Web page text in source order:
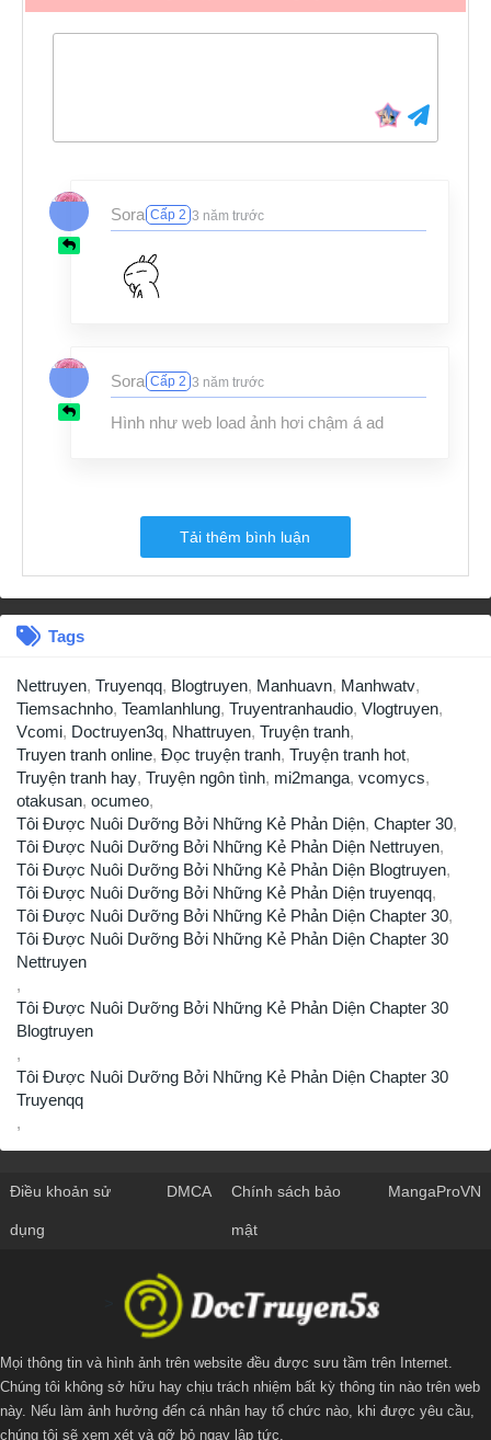
Sora Cấp 2 3 năm trước
Sora Cấp 2 3 năm trước
Hình như web load ảnh hơi chậm á ad
Tải thêm bình luận
Tags
Nettruyen, Truyenqq, Blogtruyen, Manhuavn, Manhwatv,
Tiemsachnho, Teamlanhlung, Truyentranhaudio, Vlogtruyen,
Vcomi, Doctruyen3q, Nhattruyen, Truyện tranh,
Truyen tranh online, Đọc truyện tranh, Truyện tranh hot,
Truyện tranh hay, Truyện ngôn tình, mi2manga, vcomycs,
otakusan, ocumeo,
Tôi Được Nuôi Dưỡng Bởi Những Kẻ Phản Diện, Chapter 30,
Tôi Được Nuôi Dưỡng Bởi Những Kẻ Phản Diện Nettruyen,
Tôi Được Nuôi Dưỡng Bởi Những Kẻ Phản Diện Blogtruyen,
Tôi Được Nuôi Dưỡng Bởi Những Kẻ Phản Diện truyenqq,
Tôi Được Nuôi Dưỡng Bởi Những Kẻ Phản Diện Chapter 30,
Tôi Được Nuôi Dưỡng Bởi Những Kẻ Phản Diện Chapter 30
Nettruyen
,
Tôi Được Nuôi Dưỡng Bởi Những Kẻ Phản Diện Chapter 30
Blogtruyen
,
Tôi Được Nuôi Dưỡng Bởi Những Kẻ Phản Diện Chapter 30
Truyenqq
,
Điều khoản sử
dụng
DMCA Chính sách bảo
mật
MangaProVN
Mọi thông tin và hình ảnh trên website đều được sưu tầm trên Internet.
Chúng tôi không sở hữu hay chịu trách nhiệm bất kỳ thông tin nào trên web
này. Nếu làm ảnh hưởng đến cá nhân hay tổ chức nào, khi được yêu cầu,
chúng tôi sẽ xem xét và gỡ bỏ ngay lập tức.